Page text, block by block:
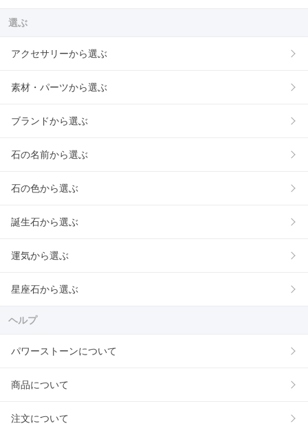
選ぶ
アクセサリーから選ぶ
素材・パーツから選ぶ
ブランドから選ぶ
石の名前から選ぶ
石の色から選ぶ
誕生石から選ぶ
運気から選ぶ
星座石から選ぶ
ヘルプ
パワーストーンについて
商品について
注文について